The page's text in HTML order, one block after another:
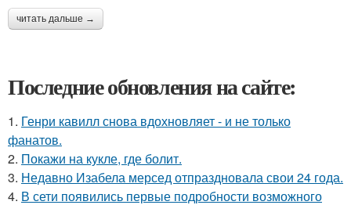
читать дальше →
Последние обновления на сайте:
1. Генри кавилл снова вдохновляет - и не только
фанатов.
2. Покажи на кукле, где болит.
3. Недавно Изабела мерсед отпраздновала свои 24 года.
4. В сети появились первые подробности возможного